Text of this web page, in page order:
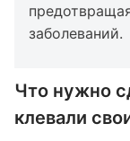
заболеваний.
Что нужно
клевали